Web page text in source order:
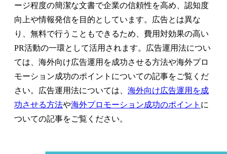
ージ程度の簡潔な文書で企業の信頼性を高め、認知度
向上や情報発信を目的としています。広告とは異な
り、無料で行うこともできるため、費用対効果の高い
PR活動の一環として活用されます。広告運用法につい
ては、海外向け広告運用を成功させる方法や海外プロ
モーション成功のポイントについての記事をご覧くだ
さい。広告運用法については、 海外向け広告運用を成
功させる方法や海外プロモーション成功のポイント に
ついての記事をご覧ください。